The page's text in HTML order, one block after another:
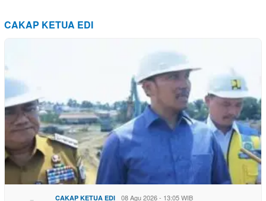
CAKAP KETUA EDI
CAKAP KETUA EDI 08 Agu 2026 - 13:05 WIB